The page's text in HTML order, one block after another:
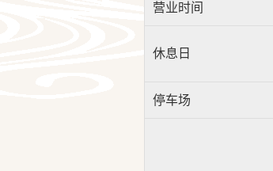
营业时间
休息日
停车场